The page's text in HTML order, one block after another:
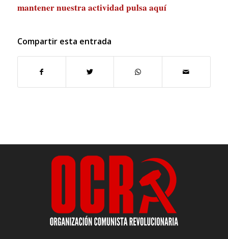
mantener nuestra actividad pulsa aquí
Compartir esta entrada